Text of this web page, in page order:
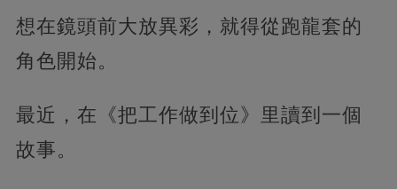
想在鏡頭前大放異彩，就得從跑龍套的
角色開始。
最近，在《把工作做到位》里讀到一個
故事。